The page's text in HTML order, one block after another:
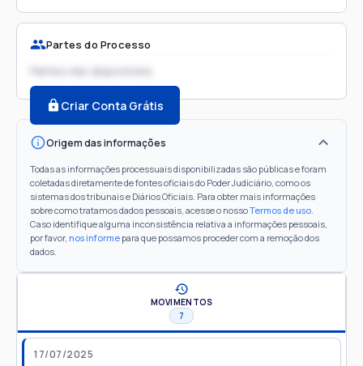
Partes do Processo
Partes não disponíveis
Criar Conta Grátis
Origem das informações
Todas as informações processuais disponibilizadas são públicas e foram
coletadas diretamente de fontes oficiais do Poder Judiciário, como os
sistemas dos tribunais e Diários Oficiais. Para obter mais informações
sobre como tratamos dados pessoais, acesse o nossoTermos de uso.
Caso identifique alguma inconsistência relativa a informações pessoais,
por favor, nos informe para que possamos proceder com a remoção dos
dados.
MOVIMENTOS
7
17/07/2025